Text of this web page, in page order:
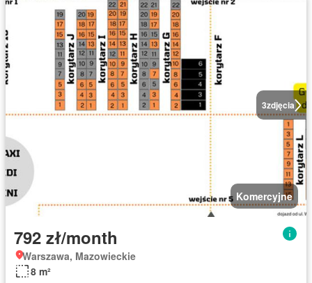
3zdjęcia
Komercyjne
792 zł/month
Warszawa, Mazowieckie
8 m²